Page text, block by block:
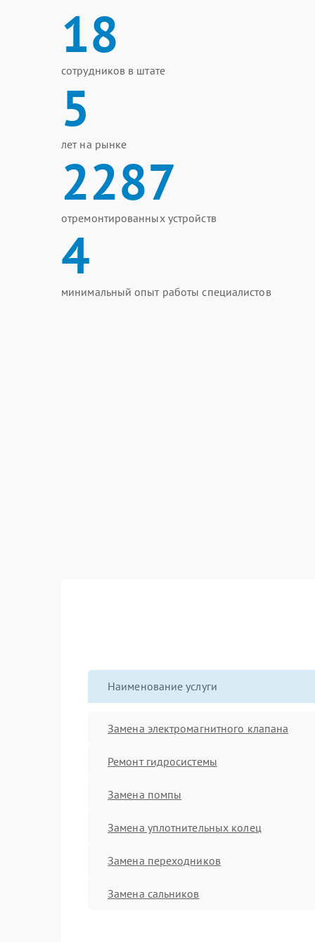
18
сотрудников в штате
5
лет на рынке
2287
отремонтированных устройств
4
минимальный опыт работы специалистов
Наименование услуги
Замена электромагнитного клапана
Ремонт гидросистемы
Замена помпы
Замена уплотнительных колец
Замена переходников
Замена сальников